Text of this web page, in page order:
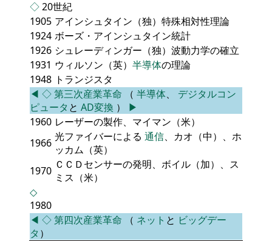
◇20世紀
1905 アインシュタイン（独）特殊相対性理論
1924 ボーズ・アインシュタイン統計
1926 シュレーディンガー（独）波動力学の確立
1931 ウィルソン（英） 半導体の理論
1948 トランジスタ
◀ ◇第三次産業革命 （ 半導体、 デジタルコン
ピュータ と AD変換 ） ▶
1960 レーザーの製作、マイマン（米）
1966 光ファイバーによる 通信、カオ（中）、ホ
ッカム（英）
1970 ＣＣＤセンサーの発明、ボイル（加）、ス
ミス（米）
◇
1980
◀ ◇第四次産業革命 （ ネット と ビッグデー
タ ）